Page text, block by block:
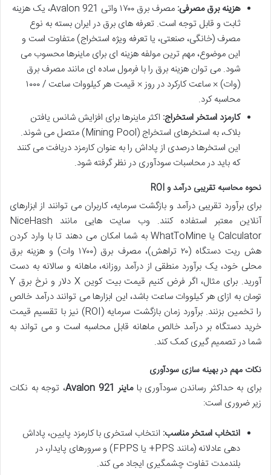
هزینه برق مصرفی:
مصرف برق ۱۷۰۰ واتی Avalon 921، یک هزینه
ثابت و قابل توجه است. تعرفه های برق در ایران بسته به نوع
مصرف (خانگی، صنعتی، یا تعرفه ویژه استخراج) متفاوت است و
این موضوع، مهم ترین مولفه هزینه ای برای ماینرها محسوب می
شود. می توان هزینه برق را با فرمول ساده ای مانند مصرف برق
(وات) × ساعت کارکرد در روز × قیمت هر کیلووات ساعت / ۱۰۰۰
محاسبه کرد.
کارمزد استخر استخراج: اکثر ماینرها برای افزایش شانس یافتن
بلاک، به استخرهای استخراج (Mining Pool) متصل می شوند.
این استخرها درصدی از پاداش را به عنوان کارمزد دریافت می کنند
که باید در محاسبات سودآوری در نظر گرفته شود.
نحوه محاسبه تقریبی درآمد و ROI
برای برآورد تقریبی درآمد و بازگشت سرمایه، کاربران می توانند از ابزارهای
آنلاین معتبر استفاده کنند. وب سایت هایی مانند NiceHash
Calculator یا WhatToMine به شما امکان می دهند تا با وارد کردن
هش ریت دستگاه (۲۰ تراهش)، مصرف برق (۱۷۰۰ وات) و هزینه برق
محلی خود، یک برآورد منطقی از درآمد روزانه، ماهانه و سالانه به دست
آورید. برای مثال، اگر فرض کنیم قیمت بیت کوین X دلار و نرخ برق Y
تومان به ازای هر کیلووات ساعت باشد، این ابزارها می توانند درآمد خالص
را تخمین بزنند. برآورد زمان بازگشت سرمایه (ROI) نیز با تقسیم قیمت
خرید دستگاه بر درآمد خالص ماهانه قابل محاسبه است و می تواند به
شما در تصمیم گیری کمک کند.
نکات مهم در بهینه سازی سودآوری
برای به حداکثر رساندن سودآوری باماینر Avalon 921
، توجه به نکات
زیر ضروری است:
انتخاب استخر مناسب: انتخاب استخری با کارمزد پایین، پاداش
دهی عادلانه (مانند PPS+ یا FPPS) و سرورهای پایدار، در
بلندمدت تفاوت چشمگیری ایجاد می کند.